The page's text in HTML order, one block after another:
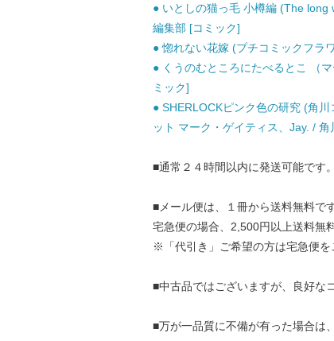
● いとしの猫っ毛 小樽編 (The
編集部 [コミック]
● 惚れない花嫁 (プチコミックフラ
● くうのむところにたべるとこ （
ミック]
● SHERLOCKピンク色の研究 (角
ット マーク・ゲイティス、Jay. /
■通常２４時間以内に発送可能です。
■メール便は、１冊から送料無料です
宅急便の場合、2,500円以上送料無
※「代引き」ご希望の方は宅急便を
■中古品ではございますが、良好な
■万が一品質に不備が有った場合は